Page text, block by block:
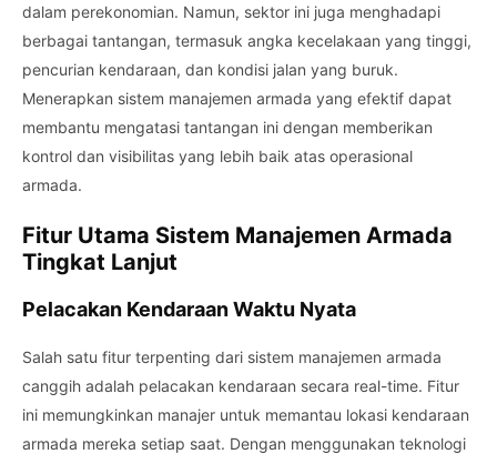
dalam perekonomian. Namun, sektor ini juga menghadapi
berbagai tantangan, termasuk angka kecelakaan yang tinggi,
pencurian kendaraan, dan kondisi jalan yang buruk.
Menerapkan sistem manajemen armada yang efektif dapat
membantu mengatasi tantangan ini dengan memberikan
kontrol dan visibilitas yang lebih baik atas operasional
armada.
Fitur Utama Sistem Manajemen Armada
Tingkat Lanjut
Pelacakan Kendaraan Waktu Nyata
Salah satu fitur terpenting dari sistem manajemen armada
canggih adalah pelacakan kendaraan secara real-time. Fitur
ini memungkinkan manajer untuk memantau lokasi kendaraan
armada mereka setiap saat. Dengan menggunakan teknologi